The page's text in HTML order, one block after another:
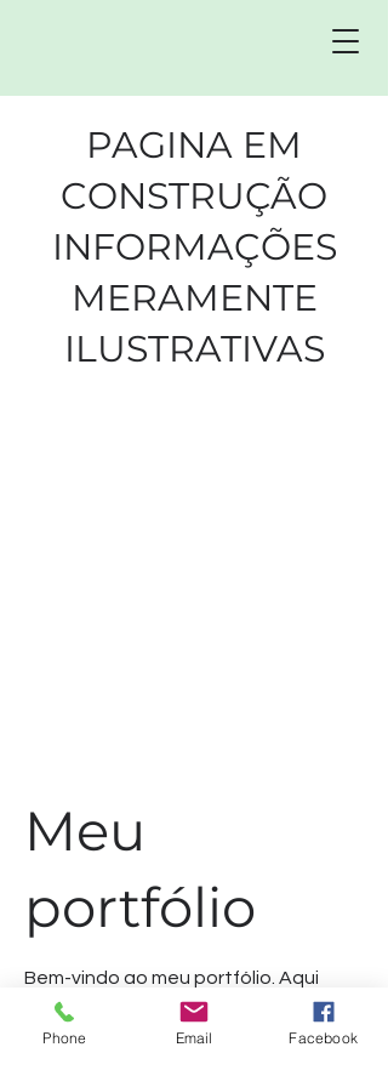
PAGINA EM
CONSTRUÇÃO
INFORMAÇÕES
MERAMENTE
ILUSTRATIVAS
Meu
portfólio
Bem-vindo ao meu portfólio. Aqui
você encontrará uma seleção dos
meus trabalhos. Explore meus
Phone Email Facebook